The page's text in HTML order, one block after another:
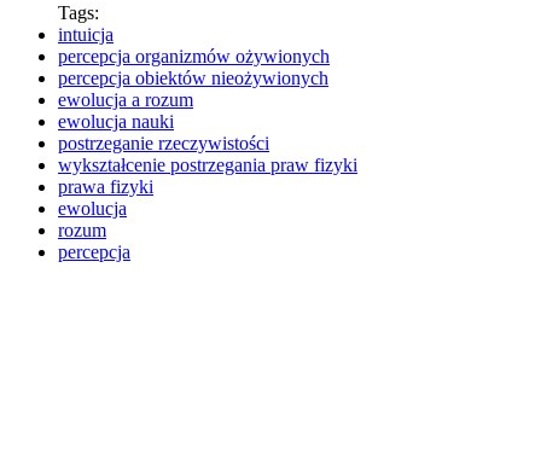
Tags:
intuicja
percepcja organizmów ożywionych
percepcja obiektów nieożywionych
ewolucja a rozum
ewolucja nauki
postrzeganie rzeczywistości
wykształcenie postrzegania praw fizyki
prawa fizyki
ewolucja
rozum
percepcja